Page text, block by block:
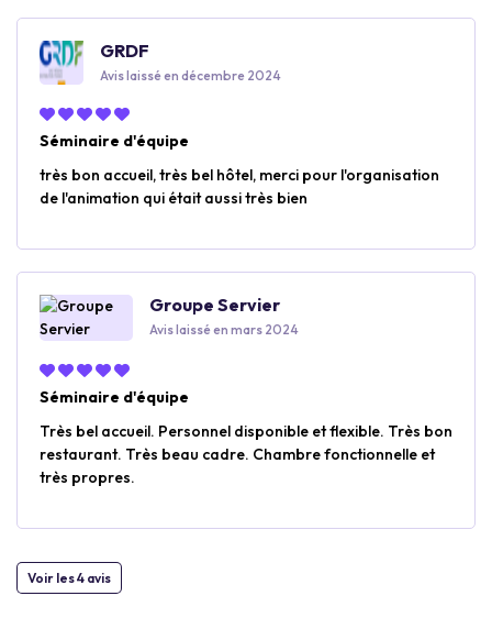
GRDF
Avis laissé en décembre 2024
Séminaire d'équipe
très bon accueil, très bel hôtel, merci pour l'organisation
de l'animation qui était aussi très bien
Groupe Servier
Avis laissé en mars 2024
Séminaire d'équipe
Très bel accueil. Personnel disponible et flexible. Très bon
restaurant. Très beau cadre. Chambre fonctionnelle et
très propres.
Voir les 4 avis